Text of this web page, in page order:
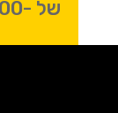
של -300 ₪ לקומה.